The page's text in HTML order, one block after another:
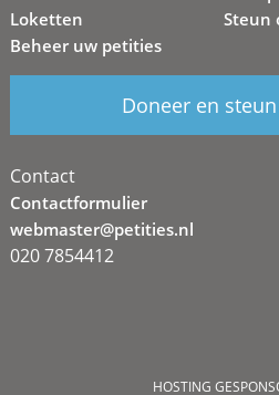
Loketten
Beheer uw petities
Steun
Doneer en
Contact
Contactformulier
webmaster@petities.nl
020 7854412
HOSTING